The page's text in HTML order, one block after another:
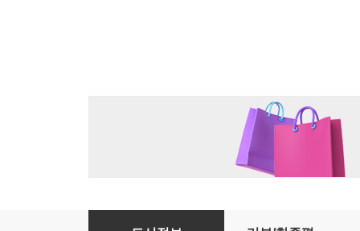
짝 단어로 끝내는 바빠 초등 영단어 - 5, 6학년용